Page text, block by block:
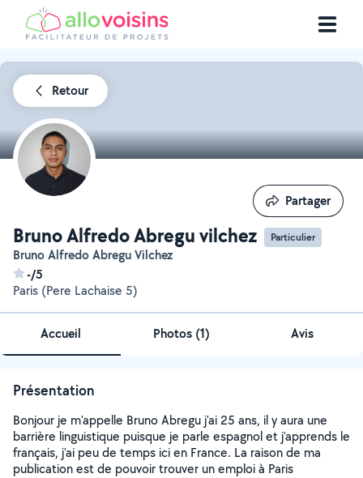
Retour
Bruno Alfredo Abregu vilchez Particulier
Bruno Alfredo Abregu Vilchez
-/5
Paris (Pere Lachaise 5)
Partager
Partager
Accueil Photos (1) Avis
Présentation
Bonjour je m'appelle Bruno Abregu j'ai 25 ans, il y aura une
barrière linguistique puisque je parle espagnol et j'apprends le
français, j'ai peu de temps ici en France. La raison de ma
publication est de pouvoir trouver un emploi à Paris